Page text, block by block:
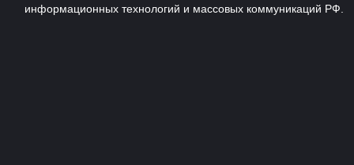
информационных технологий и массовых коммуникаций РФ.